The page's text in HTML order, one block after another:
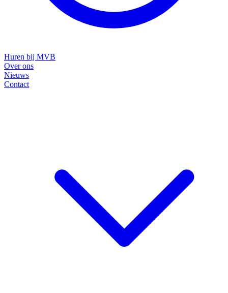
Huren bij MVB
Over ons
Nieuws
Contact